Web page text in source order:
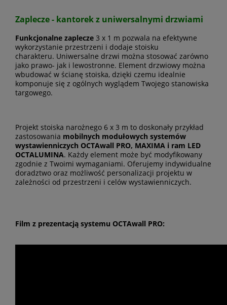
Zaplecze - kantorek z uniwersalnymi drzwiami
Funkcjonalne zaplecze 3 x 1 m pozwala na efektywne
wykorzystanie przestrzeni i dodaje stoisku
charakteru. Uniwersalne drzwi można stosować zarówno
jako prawo- jak i lewostronne. Element drzwiowy można
wbudować w ścianę stoiska, dzięki czemu idealnie
komponuje się z ogólnych wyglądem Twojego stanowiska
targowego.
Projekt stoiska narożnego 6 x 3 m to doskonały przykład
zastosowania mobilnych modułowych systemów
wystawienniczych OCTAwall PRO, MAXIMA i ram LED
OCTALUMINA. Każdy element może być modyfikowany
zgodnie z Twoimi wymaganiami. Oferujemy indywidualne
doradztwo oraz możliwość personalizacji projektu w
zależności od przestrzeni i celów wystawienniczych.
Film z prezentacją systemu OCTAwall PRO: